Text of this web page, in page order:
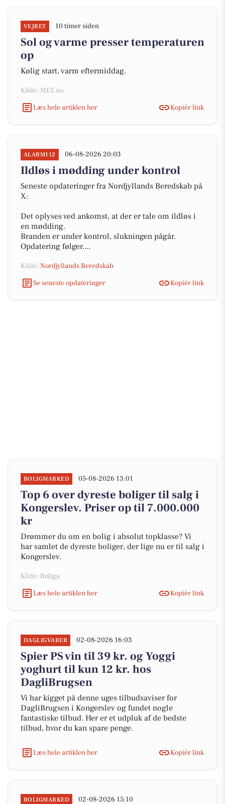
VEJRET 10 timer siden
Sol og varme presser temperaturen
op
Kølig start, varm eftermiddag.
Kilde: MET.no
Læs hele artiklen her
Kopiér link
ALARM112 06-08-2026 20:03
Ildløs i mødding under kontrol
Seneste opdateringer fra Nordjyllands Beredskab på
X:
Det oplyses ved ankomst, at der er tale om ildløs i
en mødding.
Branden er under kontrol, slukningen pågår.
Opdatering følger....
Kilde: Nordjyllands Beredskab
Se seneste opdateringer
Kopiér link
BOLIGMARKED 05-08-2026 13:01
Top 6 over dyreste boliger til salg i
Kongerslev. Priser op til 7.000.000
kr
Drømmer du om en bolig i absolut topklasse? Vi
har samlet de dyreste boliger, der lige nu er til salg i
Kongerslev.
Kilde: Boliga
Læs hele artiklen her
Kopiér link
DAGLIGVARER 02-08-2026 16:03
Spier PS vin til 39 kr. og Yoggi
yoghurt til kun 12 kr. hos
DagliBrugsen
Vi har kigget på denne uges tilbudsaviser for
DagliBrugsen i Kongerslev og fundet nogle
fantastiske tilbud. Her er et udpluk af de bedste
tilbud, hvor du kan spare penge.
Læs hele artiklen her Kopiér link
BOLIGMARKED 02-08-2026 15:10